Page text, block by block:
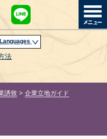
Languages
法
誘致 > 企業立地ガイド